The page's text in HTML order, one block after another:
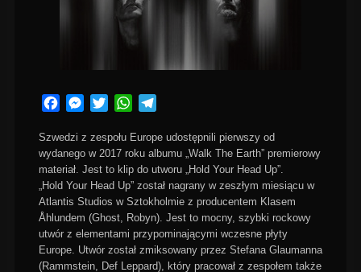
FacebookMessenger
TwitterWhatsApp
Szwedzi z zespołu Europe udostępnili pierwszy od
wydanego w 2017 roku albumu „Walk The Earth” premierowy
materiał. Jest to klip do utworu „Hold Your Head Up”.
„Hold Your Head Up” został nagrany w zeszłym miesiącu w
Atlantis Studios w Sztokholmie z producentem Klasem
Åhlundem (Ghost, Robyn). Jest to mocny, szybki rockowy
utwór z elementami przypominającymi wczesne płyty
Europe. Utwór został zmiksowany przez Stefana Glaumanna
(Rammstein, Def Leppard), który pracował z zespołem także